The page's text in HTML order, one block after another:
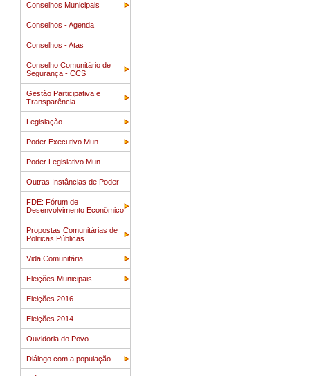
Conselhos Municipais
Conselhos - Agenda
Conselhos - Atas
Conselho Comunitário de
Segurança - CCS
Gestão Participativa e
Transparência
Legislação
Poder Executivo Mun.
Poder Legislativo Mun.
Outras Instâncias de Poder
FDE: Fórum de
Desenvolvimento Econômico
Propostas Comunitárias de
Politicas Públicas
Vida Comunitária
Eleições Municipais
Eleições 2016
Eleições 2014
Ouvidoria do Povo
Diálogo com a população